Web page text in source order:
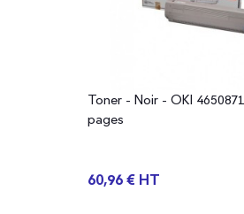
Toner - Noir - OKI
pages
60,96 € HT